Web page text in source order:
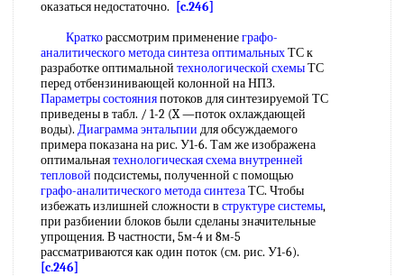
оказаться недостаточно.
[c.246]
Краткорассмотрим применениеграфо-
аналитического методасинтеза оптимальныхТС к
разработке оптимальной технологической схемыТС
перед отбензинивающей колонной на НПЗ.
Параметры состоянияпотоков для синтезируемой ТС
приведены в табл. / 1-2 (X —поток охлаждающей
воды). Диаграмма энтальпии для обсуждаемого
примера показана на рис. У1-6. Там же изображена
оптимальнаятехнологическая схемавнутренней
тепловой подсистемы, полученной с помощью
графо-аналитического методасинтезаТС. Чтобы
избежать излишней сложности в структуре системы,
при разбиении блоков были сделаны значительные
упрощения. В частности, 5м-4 и 8м-5
рассматриваются как один поток (см. рис. У1-6).
[c.246]